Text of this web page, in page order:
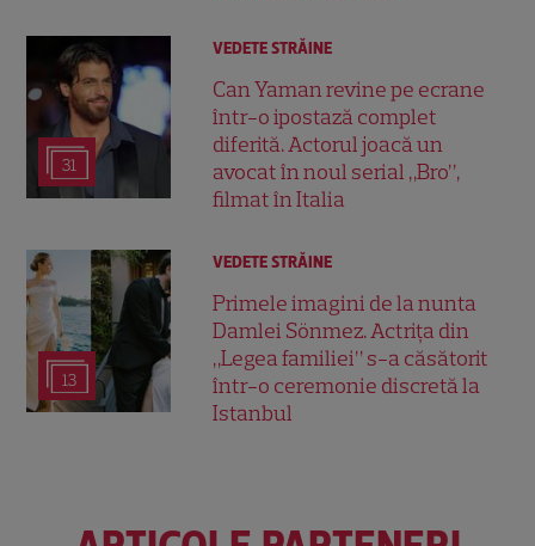
31
VEDETE STRĂINE
Can Yaman revine pe ecrane
într-o ipostază complet
diferită. Actorul joacă un
avocat în noul serial „Bro”,
filmat în Italia
13
VEDETE STRĂINE
Primele imagini de la nunta
Damlei Sönmez. Actrița din
„Legea familiei” s-a căsătorit
într-o ceremonie discretă la
Istanbul